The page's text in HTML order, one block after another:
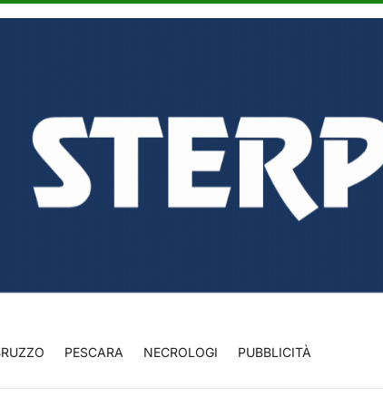
PESCARA NECROLOGI PUBBLICITÀ